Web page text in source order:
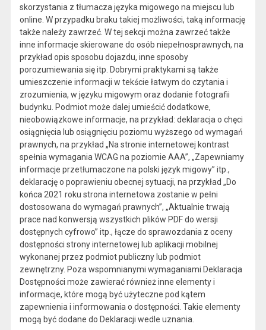
skorzystania z tłumacza języka migowego na miejscu lub
online. W przypadku braku takiej możliwości, taką informację
także należy zawrzeć. W tej sekcji można zawrzeć także
inne informacje skierowane do osób niepełnosprawnych, na
przykład opis sposobu dojazdu, inne sposoby
porozumiewania się itp. Dobrymi praktykami są także
umieszczenie informacji w tekście łatwym do czytania i
zrozumienia, w języku migowym oraz dodanie fotografii
budynku. Podmiot może dalej umieścić dodatkowe,
nieobowiązkowe informacje, na przykład: deklaracja o chęci
osiągnięcia lub osiągnięciu poziomu wyższego od wymagań
prawnych, na przykład „Na stronie internetowej kontrast
spełnia wymagania WCAG na poziomie AAA”, „Zapewniamy
informacje przetłumaczone na polski język migowy” itp.,
deklarację o poprawieniu obecnej sytuacji, na przykład „Do
końca 2021 roku strona internetowa zostanie w pełni
dostosowana do wymagań prawnych”, „Aktualnie trwają
prace nad konwersją wszystkich plików PDF do wersji
dostępnych cyfrowo” itp., łącze do sprawozdania z oceny
dostępności strony internetowej lub aplikacji mobilnej
wykonanej przez podmiot publiczny lub podmiot
zewnętrzny. Poza wspomnianymi wymaganiami Deklaracja
Dostępności może zawierać również inne elementy i
informacje, które mogą być użyteczne pod kątem
zapewnienia i informowania o dostępności. Takie elementy
mogą być dodane do Deklaracji wedle uznania.